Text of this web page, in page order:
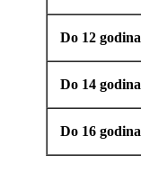
Do 12 godina
Do 14 godina
Do 16 godina